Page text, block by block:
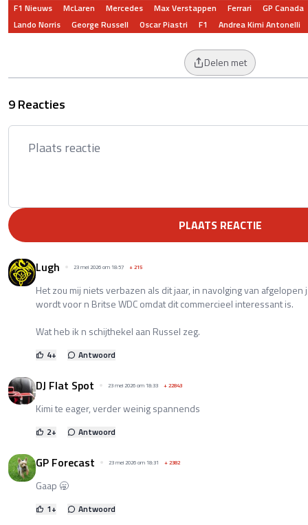
F1 Nieuws McLaren Mercedes Max Verstappen Ferrari
GP Canada
Lando Norris
George Russell Oscar Piastri F1 Andrea Kimi Antonelli
Delen met
9 Reacties
PLAATS REACTIE
Lugh 23 mei 2026 om 18:57 +215
Het zou mij niets verbazen als dit jaar, in navolging van
wordt voor n Britse WDC omdat dit commercieel interessant is.
Wat heb ik n schijthekel aan Russel zeg.
4+ Antwoord
DJ Flat Spot 23 mei 2026 om 18:33 +22843
Kimi te eager, verder weinig spannends
2+ Antwoord
GP Forecast 23 mei 2026 om 18:31 +2382
Gaap 🥱
1+ Antwoord